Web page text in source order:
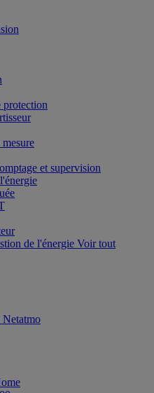
protection
et supervision
de l'énergie Voir tout